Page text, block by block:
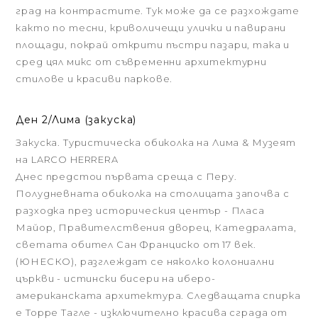
град на контрастите. Тук може да се разхождате
както по тесни, криволичещи улички и павирани
площади, покрай открити пъстри пазари, така и
сред цял микс от съвременни архитектурни
стилове и красиви паркове.
Ден 2/Лима (закуска)
Закуска. Туристическа обиколка на Лима & Музеят
на LARCO HERRERA
Днес предстои първата среща с Перу.
Полудневната обиколка на столицата започва с
разходка през историческия център - Пласа
Майор, Правителствения дворец, Катедралата,
светата обител Сан Франциско от 17 век.
(ЮНЕСКО), разглеждат се няколко колониални
църкви - истински бисери на иберо-
американската архитектура. Следващата спирка
е Торре Тагле - изключително красива сграда от